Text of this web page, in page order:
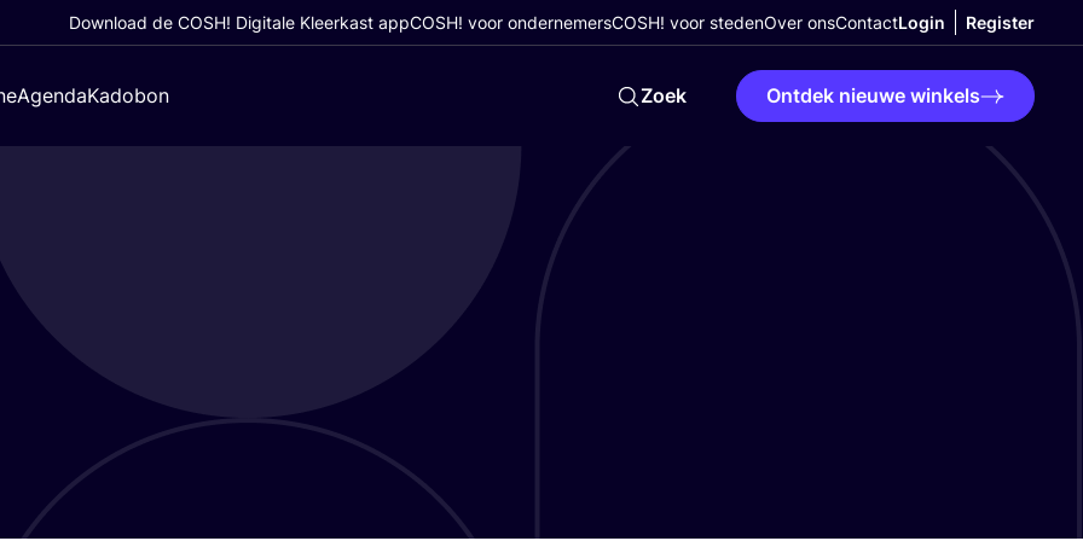
Download de COSH! Digitale Kleerkast appCOSH! voor ondernemersCOSH! voor stedenOver onsContactLogin Register
AgendaKadobon Zoek Ontdek nieuwe winkels